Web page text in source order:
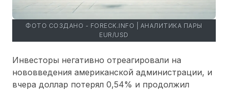
ФОТО СОЗДАНО - FORECK.INFO | АНАЛИТИКА ПАРЫ
EUR/USD
Инвесторы негативно отреагировали на
нововведения американской администрации, и
вчера доллар потерял 0,54% и продолжил